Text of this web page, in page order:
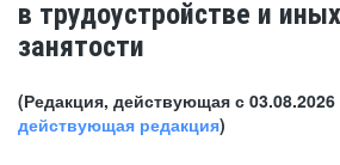
в трудоустройстве и
занятости
(Редакция, действующая с 03.08.2026
действующая редакция)